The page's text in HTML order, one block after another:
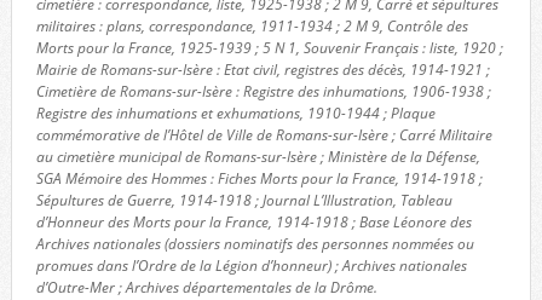
cimetière : correspondance, liste, 1925-1938 ; 2 M 9, Carré et sépultures
militaires : plans, correspondance, 1911-1934 ; 2 M 9, Contrôle des
Morts pour la France, 1925-1939 ; 5 N 1, Souvenir Français : liste, 1920 ;
Mairie de Romans-sur-Isère : Etat civil, registres des décès, 1914-1921 ;
Cimetière de Romans-sur-Isère : Registre des inhumations, 1906-1938 ;
Registre des inhumations et exhumations, 1910-1944 ; Plaque
commémorative de l’Hôtel de Ville de Romans-sur-Isère ; Carré Militaire
au cimetière municipal de Romans-sur-Isère ; Ministère de la Défense,
SGA Mémoire des Hommes : Fiches Morts pour la France, 1914-1918 ;
Sépultures de Guerre, 1914-1918 ; Journal L’Illustration, Tableau
d’Honneur des Morts pour la France, 1914-1918 ; Base Léonore des
Archives nationales (dossiers nominatifs des personnes nommées ou
promues dans l’Ordre de la Légion d’honneur) ; Archives nationales
d’Outre-Mer ; Archives départementales de la Drôme.